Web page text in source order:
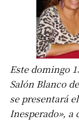
Este domingo
Salón Blanco
se presentará
Inesperado», a